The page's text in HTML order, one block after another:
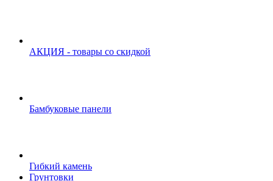
АКЦИЯ - товары со скидкой
Бамбуковые панели
Гибкий камень
Грунтовки